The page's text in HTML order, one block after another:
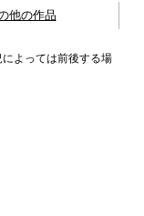
他の作品
よっては前後する場